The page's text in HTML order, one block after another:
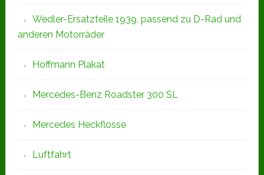
Wedler-Ersatzteile 1939, passend zu D-Rad und
anderen Motorräder
Hoffmann Plakat
Mercedes-Benz Roadster 300 SL
Mercedes Heckflosse
Luftfahrt